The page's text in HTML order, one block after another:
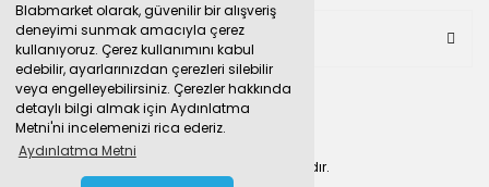
Blabmarket olarak, güvenilir bir alışveriş
deneyimi sunmak amacıyla çerez
kullanıyoruz. Çerez kullanımını kabul
edebilir, ayarlarınızdan çerezleri silebilir
veya engelleyebilirsiniz. Çerezler hakkında
detaylı bilgi almak için Aydınlatma
Metni'ni incelemenizi rica ederiz.
Aydınlatma Metni
BULUNDUĞUMUZ PAZAR YERLERİ
Tüm hakları saklıdır.